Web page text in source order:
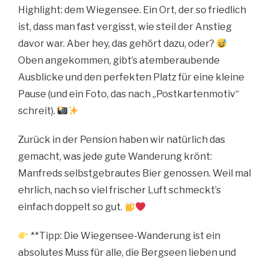
Highlight: dem Wiegensee. Ein Ort, der so friedlich
ist, dass man fast vergisst, wie steil der Anstieg
davor war. Aber hey, das gehört dazu, oder?
Oben angekommen, gibt’s atemberaubende
Ausblicke und den perfekten Platz für eine kleine
Pause (und ein Foto, das nach „Postkartenmotiv“
schreit).
Zurück in der Pension haben wir natürlich das
gemacht, was jede gute Wanderung krönt:
Manfreds selbstgebrautes Bier genossen. Weil mal
ehrlich, nach so viel frischer Luft schmeckt’s
einfach doppelt so gut.
**Tipp: Die Wiegensee-Wanderung ist ein
absolutes Muss für alle, die Bergseen lieben und